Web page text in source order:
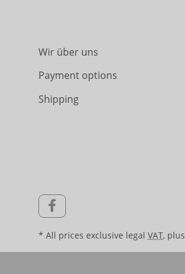
Wir über uns
Payment options
Shipping
* All prices exclusive legal VAT, plus